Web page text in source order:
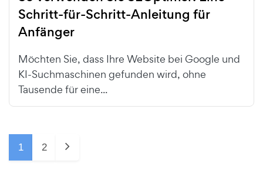
Schritt-für-Schritt-Anleitung für
Anfänger
Möchten Sie, dass Ihre Website bei Google und
KI-Suchmaschinen gefunden wird, ohne
Tausende für eine...
1 2